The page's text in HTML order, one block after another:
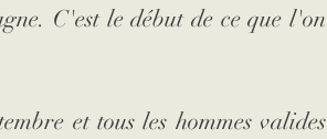
C'est le début de ce que l'on
et tous les hommes valides